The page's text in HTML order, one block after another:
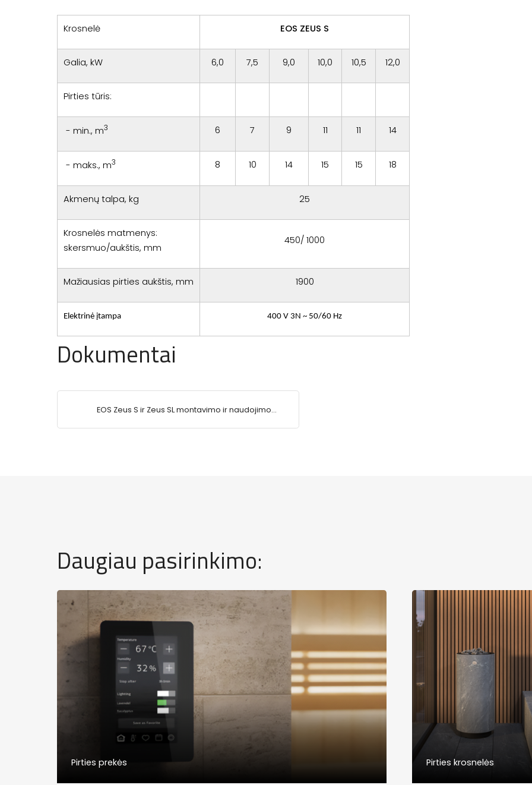
Krosnelė EOS ZEUS S
Galia, kW 6,0 7,5 9,0 10,0 10,5 12,0
Pirties tūris:
- min., m3 6 7 9 11 11 14
- maks., m3 8 10 14 15 15 18
Akmenų talpa, kg 25
Krosnelės matmenys:
skersmuo/aukštis, mm
450/ 1000
Mažiausias pirties aukštis, mm 1900
Elektrinė įtampa 400 V 3N ~ 50/60 Hz
Dokumentai
EOS Zeus S ir Zeus SL montavimo ir naudojimo
Daugiau pasirinkimo:
Pirties prekės Pirties krosnelės